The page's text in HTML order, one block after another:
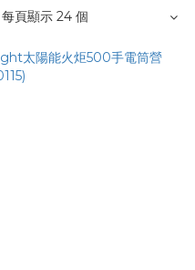
每頁顯示 24 個